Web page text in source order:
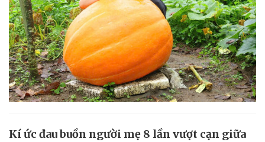
Kí ức đau buồn người mẹ 8 lần vượt cạn giữa